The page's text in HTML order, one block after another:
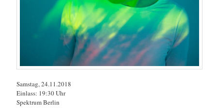
Samstag, 24.11.2018
Einlass: 19:30 Uhr
Spektrum Berlin